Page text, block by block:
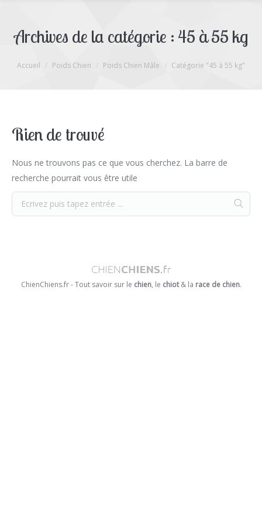
Archives de la catégorie : 45 à 55 kg
Vous êtes ici :
Accueil Poids Chien Poids Chien Mâle Catégorie "45 à 55 kg"
Rien de trouvé
Nous ne trouvons pas ce que vous cherchez. La barre de
recherche pourrait vous être utile
ChienChiens.fr - Tout savoir sur le chien, le chiot& la race de chien.